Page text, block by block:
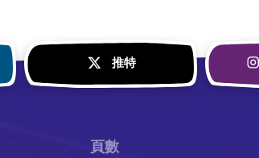
推特
頁數